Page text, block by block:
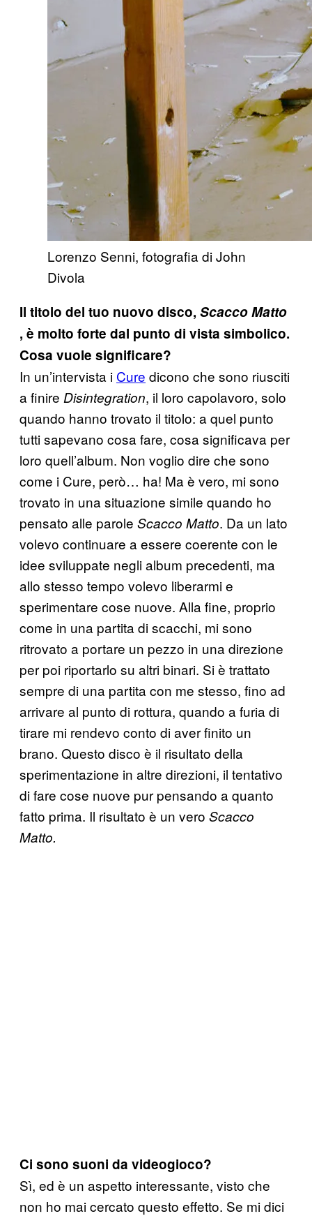
Lorenzo Senni, fotografia di John
Divola
Il titolo del tuo nuovo disco, Scacco Matto
, è molto forte dal punto di vista simbolico.
Cosa vuole significare?
In un’intervista i Cure dicono che sono riusciti
a finire Disintegration, il loro capolavoro, solo
quando hanno trovato il titolo: a quel punto
tutti sapevano cosa fare, cosa significava per
loro quell’album. Non voglio dire che sono
come i Cure, però… ha! Ma è vero, mi sono
trovato in una situazione simile quando ho
pensato alle parole Scacco Matto. Da un lato
volevo continuare a essere coerente con le
idee sviluppate negli album precedenti, ma
allo stesso tempo volevo liberarmi e
sperimentare cose nuove. Alla fine, proprio
come in una partita di scacchi, mi sono
ritrovato a portare un pezzo in una direzione
per poi riportarlo su altri binari. Si è trattato
sempre di una partita con me stesso, fino ad
arrivare al punto di rottura, quando a furia di
tirare mi rendevo conto di aver finito un
brano. Questo disco è il risultato della
sperimentazione in altre direzioni, il tentativo
di fare cose nuove pur pensando a quanto
fatto prima. Il risultato è un vero Scacco
Matto.
Ci sono suoni da videogioco?
Sì, ed è un aspetto interessante, visto che
non ho mai cercato questo effetto. Se mi dici